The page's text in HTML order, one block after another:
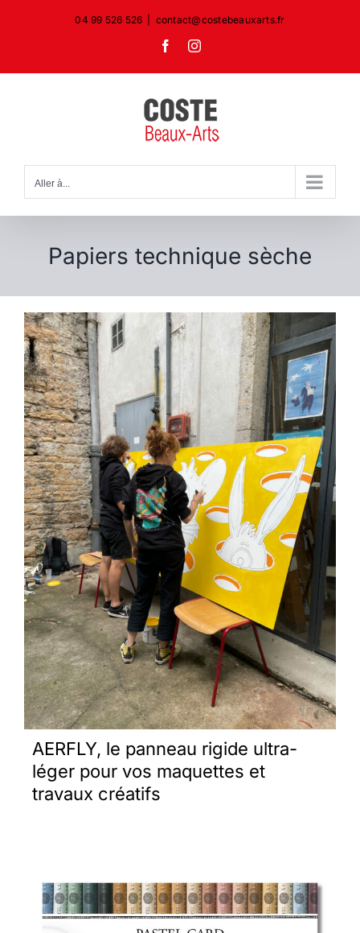
04 99 526 526 contact@costebeauxarts.fr
FacebookInstagram
Aller à...
Papiers technique sèche
AERFLY, le panneau rigide ultra-
léger pour vos maquettes et
travaux créatifs